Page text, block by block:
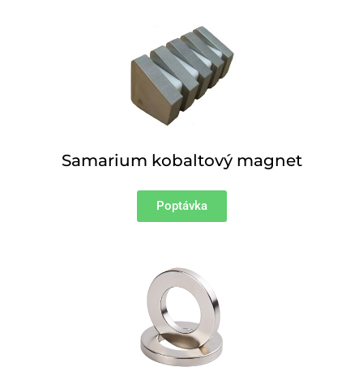
Samarium kobaltový magnet
Poptávka